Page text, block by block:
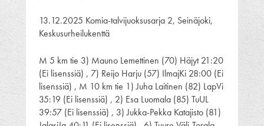
13.12.2025 Komia-talvijuoksusarja 2, Seinäjoki,
Keskusurheilukenttä
M 5 km tie 3) Mauno Lemettinen (70) Häjyt 21:20
(Ei lisenssiä) , 7) Reijo Harju (57) IlmajKi 28:00 (Ei
lisenssiä) , M 10 km tie 1) Juha Laitinen (82) LapVi
35:19 (Ei lisenssiä) , 2) Esa Luomala (85) TuUL
39:57 (Ei lisenssiä) , 3) Jukka-Pekka Katajisto (81)